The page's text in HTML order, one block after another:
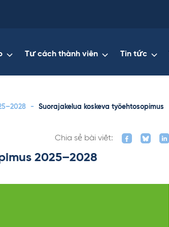
Tư cách thành viên Tin tức
-
Suorajakelua koskeva työehtosopimus
Chia sẻ bài viết:
2025–2028
your
clipboard.)